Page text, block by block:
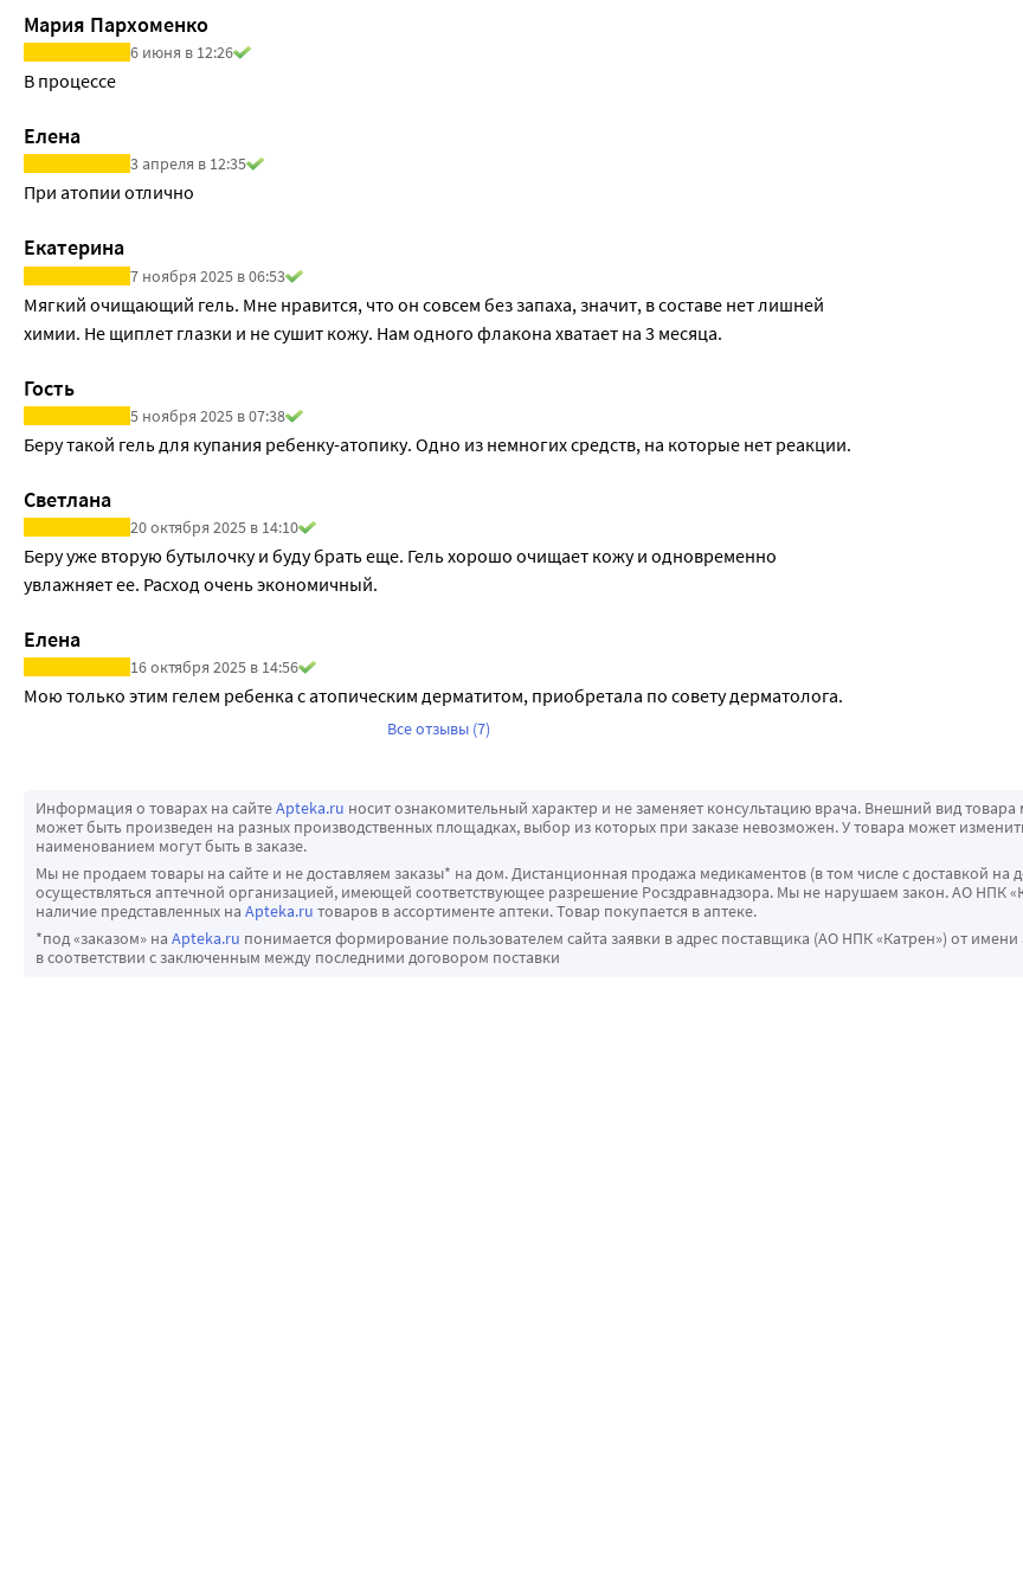
Мария Пархоменко
6 июня в 12:26
В процессе
Елена
3 апреля в 12:35
При атопии отлично
Екатерина
7 ноября 2025 в 06:53
Мягкий очищающий гель. Мне нравится, что он совсем без запаха, значит, в составе нет лишней
химии. Не щиплет глазки и не сушит кожу. Нам одного флакона хватает на 3 месяца.
Гость
5 ноября 2025 в 07:38
Беру такой гель для купания ребенку-атопику. Одно из немногих средств, на которые нет реакции.
Светлана
20 октября 2025 в 14:10
Беру уже вторую бутылочку и буду брать еще. Гель хорошо очищает кожу и одновременно
увлажняет ее. Расход очень экономичный.
Елена
16 октября 2025 в 14:56
Мою только этим гелем ребенка с атопическим дерматитом, приобретала по совету дерматолога.
Все отзывы (7)
Информация о товарах на сайтеApteka.ru носит ознакомительный характер и не заменяет консультацию врача. Внешний вид
может быть произведен на разных производственных площадках, выбор из которых при заказе невозможен. У товара может
наименованием могут быть в заказе.
Мы не продаем товары на сайте и не доставляем заказы* на дом. Дистанционная продажа медикаментов (в том числе с доставкой на
осуществляться аптечной организацией, имеющей соответствующее разрешение Росздравнадзора. Мы не нарушаем закон. АО НПК
наличие представленных на Apteka.ru товаров в ассортименте аптеки. Товар покупается в аптеке.
*под «заказом» на Apteka.ru понимается формирование пользователем сайта заявки в адрес поставщика (АО НПК «Катрен») от
в соответствии с заключенным между последними договором поставки